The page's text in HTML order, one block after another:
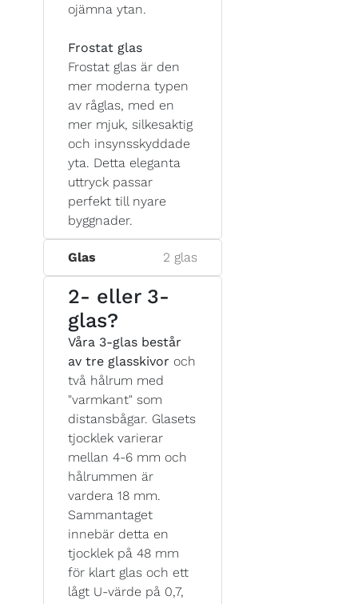
ojämna ytan.
Frostat glas
Frostat glas är den
mer moderna typen
av råglas, med en
mer mjuk, silkesaktig
och insynsskyddade
yta. Detta eleganta
uttryck passar
perfekt till nyare
byggnader.
Glas 2 glas
2- eller 3-
glas?
Våra 3-glas består
av tre glasskivor och
två hålrum med
"varmkant" som
distansbågar. Glasets
tjocklek varierar
mellan 4-6 mm och
hålrummen är
vardera 18 mm.
Sammantaget
innebär detta en
tjocklek på 48 mm
för klart glas och ett
lågt U-värde på 0,7,